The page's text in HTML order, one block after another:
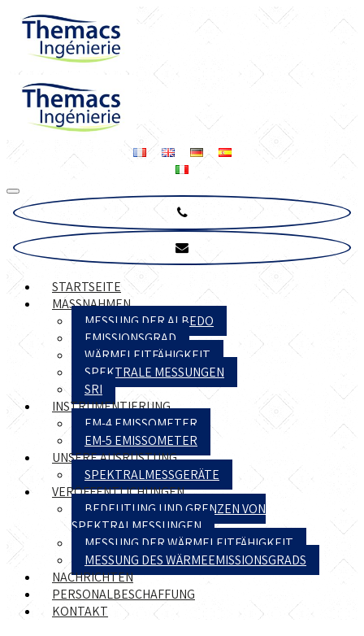
STARTSEITE
MASSNAHMEN
MESSUNG DER ALBEDO
EMISSIONSGRAD
WÄRMELEITFÄHIGKEIT
SPEKTRALE MESSUNGEN
SRI
INSTRUMENTIERUNG
EM-4 EMISSOMETER
EM-5 EMISSOMETER
UNSERE AUSRÜSTUNG
SPEKTRALMESSGERÄTE
VERÖFFENTLICHUNGEN
BEDEUTUNG UND GRENZEN VON
SPEKTRALMESSUNGEN
MESSUNG DER WÄRMELEITFÄHIGKEIT
MESSUNG DES WÄRMEEMISSIONSGRADS
NACHRICHTEN
PERSONALBESCHAFFUNG
KONTAKT